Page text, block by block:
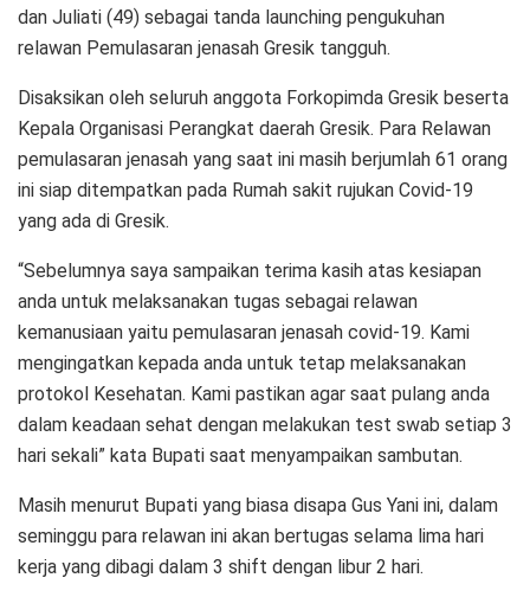
dan Juliati (49) sebagai tanda launching pengukuhan
relawan Pemulasaran jenasah Gresik tangguh.
Disaksikan oleh seluruh anggota Forkopimda Gresik beserta
Kepala Organisasi Perangkat daerah Gresik. Para Relawan
pemulasaran jenasah yang saat ini masih berjumlah 61 orang
ini siap ditempatkan pada Rumah sakit rujukan Covid-19
yang ada di Gresik.
“Sebelumnya saya sampaikan terima kasih atas kesiapan
anda untuk melaksanakan tugas sebagai relawan
kemanusiaan yaitu pemulasaran jenasah covid-19. Kami
mengingatkan kepada anda untuk tetap melaksanakan
protokol Kesehatan. Kami pastikan agar saat pulang anda
dalam keadaan sehat dengan melakukan test swab setiap 3
hari sekali” kata Bupati saat menyampaikan sambutan.
Masih menurut Bupati yang biasa disapa Gus Yani ini, dalam
seminggu para relawan ini akan bertugas selama lima hari
kerja yang dibagi dalam 3 shift dengan libur 2 hari.